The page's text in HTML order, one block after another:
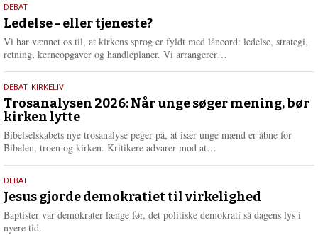
e
r
e
10.
juni
2026
DEBAT
Ledelse - eller tjeneste?
Vi har vænnet os til, at kirkens sprog er fyldt med låneord: ledelse, strategi,
retning, kerneopgaver og handleplaner. Vi arrangerer…
e
2.
juni
2026
DEBAT, KIRKELIV
Trosanalysen 2026: Når unge søger mening, bør
kirken lytte
Bibelselskabets nye trosanalyse peger på, at især unge mænd er åbne for
Bibelen, troen og kirken. Kritikere advarer mod at…
e
r
e
18.
maj
2026
DEBAT
Jesus gjorde demokratiet til virkelighed
Baptister var demokrater længe før, det politiske demokrati så dagens lys i
nyere tid.